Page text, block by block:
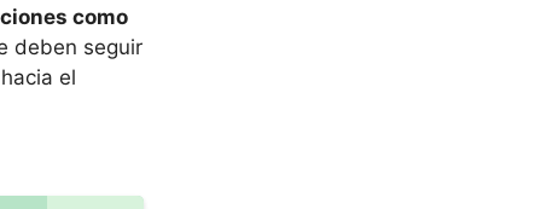
como
deben seguir
el